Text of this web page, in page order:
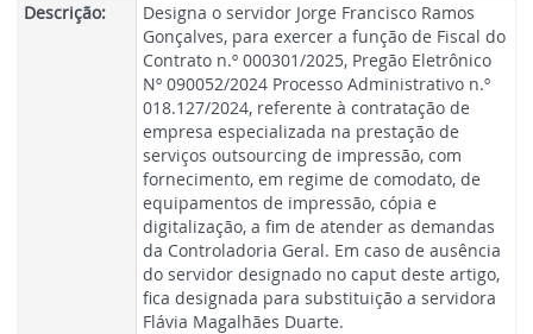
Descrição:
Designa o servidor Jorge Francisco Ramos
Gonçalves, para exercer a função de Fiscal do
Contrato n.º 000301/2025, Pregão Eletrônico
Nº 090052/2024 Processo Administrativo n.º
018.127/2024, referente à contratação de
empresa especializada na prestação de
serviços outsourcing de impressão, com
fornecimento, em regime de comodato, de
equipamentos de impressão, cópia e
digitalização, a fim de atender as demandas
da Controladoria Geral. Em caso de ausência
do servidor designado no caput deste artigo,
fica designada para substituição a servidora
Flávia Magalhães Duarte.